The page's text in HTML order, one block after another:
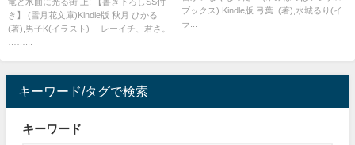
き】 (雪月花文庫)Kindle版 秋月 ひかる
(著),男子K(イラスト) 「レーイチ、君さ。
ブックス) Kindle版 弓葉 (著),水城るり(イ
ラ...
キーワード/タグで検索
キーワード